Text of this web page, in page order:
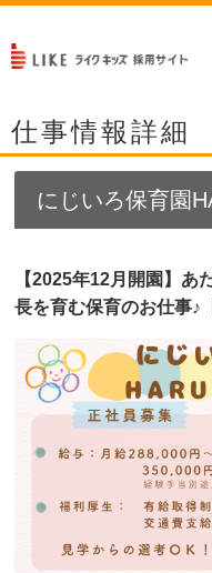
仕事情報詳細
にじいろ保育園
【2025年12月開園】あ
長を育む保育のお仕事♪